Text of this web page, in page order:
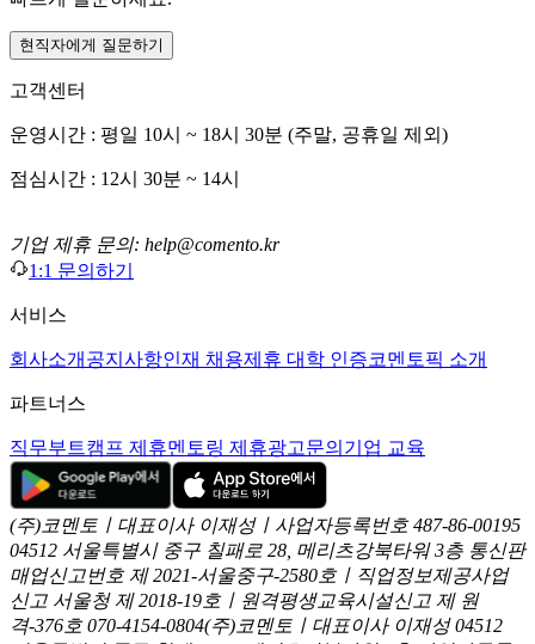
현직자에게 질문하기
고객센터
운영시간 : 평일 10시 ~ 18시 30분 (주말, 공휴일 제외)
점심시간 : 12시 30분 ~ 14시
기업 제휴 문의: help@comento.kr
1:1 문의하기
서비스
회사소개 공지사항인재 채용제휴 대학 인증코멘토픽 소개
파트너스
직무부트캠프 제휴멘토링 제휴광고문의 기업 교육
(주)코멘토ㅣ대표이사 이재성ㅣ사업자등록번호 487-86-00195
04512 서울특별시 중구 칠패로 28, 메리츠강북타워 3층 통신판
매업신고번호 제 2021-서울중구-2580호ㅣ직업정보제공사업
신고 서울청 제 2018-19호ㅣ원격평생교육시설신고 제 원
격-376호 070-4154-0804(주)코멘토ㅣ대표이사 이재성 04512